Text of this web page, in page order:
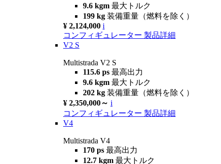
9.6 kgm 最大トルク
199 kg 装備重量（燃料を除く）
¥ 2,124,000 i
コンフィギュレーター 製品詳細
V2 S
Multistrada V2 S
115.6 ps 最高出力
9.6 kgm 最大トルク
202 kg 装備重量（燃料を除く）
¥ 2,350,000～ i
コンフィギュレーター 製品詳細
V4
Multistrada V4
170 ps 最高出力
12.7 kgm 最大トルク